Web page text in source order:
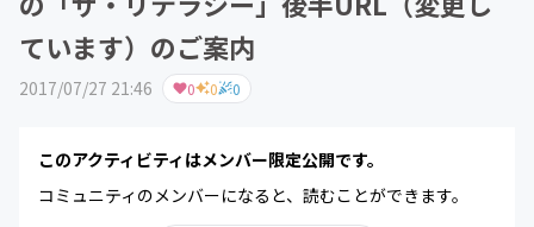
ています）のご案内
2017/07/27 21:46 0 0 0
このアクティビティはメンバー限定公開です。
コミュニティのメンバーになると、読むことができます。